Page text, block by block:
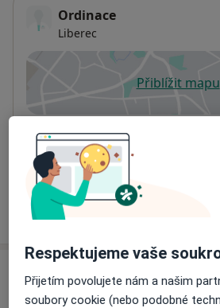
Ordinace
Liberec
Přiblížit mapu
se
Dostupnost
Na této adrese online kalendář
Co mám v takové situaci udělat?
Názory
Respektujeme vaše
Přijetím povolujete nám a našim
soubory cookie (nebo podobné